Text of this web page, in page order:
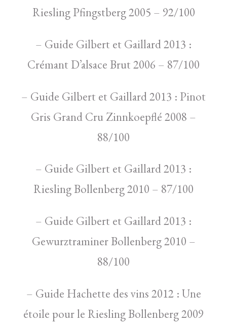
Riesling Pfingstberg 2005 – 92/100
– Guide Gilbert et Gaillard 2013 :
Crémant D’alsace Brut 2006 – 87/100
– Guide Gilbert et Gaillard 2013 : Pinot
Gris Grand Cru Zinnkoepflé 2008 –
88/100
– Guide Gilbert et Gaillard 2013 :
Riesling Bollenberg 2010 – 87/100
– Guide Gilbert et Gaillard 2013 :
Gewurztraminer Bollenberg 2010 –
88/100
– Guide Hachette des vins 2012 : Une
étoile pour le Riesling Bollenberg 2009